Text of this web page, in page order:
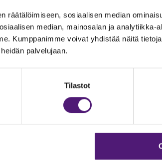
räätälöimiseen, sosiaalisen median
median, mainosalan ja analytiikka-
Kumppanimme voivat yhdistää näitä
palvelujaan.
Tilastot
Vastuullisuus
Avoimet työpaikat
Anna palautetta
Evästeasetukset